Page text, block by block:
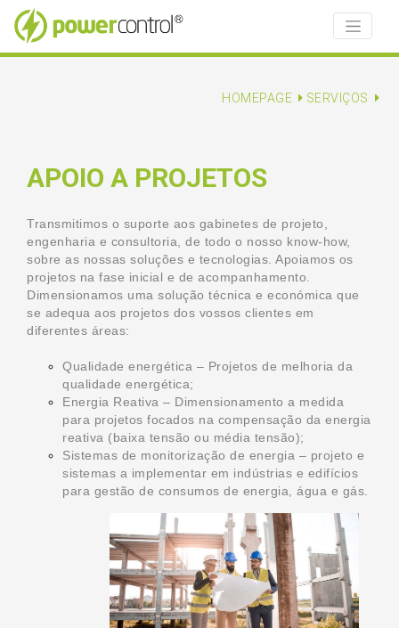
HOMEPAGE SERVIÇOS
APOIO A PROJETOS
Transmitimos o suporte aos gabinetes de projeto,
engenharia e consultoria, de todo o nosso know-how,
sobre as nossas soluções e tecnologias. Apoiamos os
projetos na fase inicial e de acompanhamento.
Dimensionamos uma solução técnica e económica que
se adequa aos projetos dos vossos clientes em
diferentes áreas:
Qualidade energética – Projetos de melhoria da
qualidade energética;
Energia Reativa – Dimensionamento a medida
para projetos focados na compensação da energia
reativa (baixa tensão ou média tensão);
Sistemas de monitorização de energia – projeto e
sistemas a implementar em indústrias e edifícios
para gestão de consumos de energia, água e gás.